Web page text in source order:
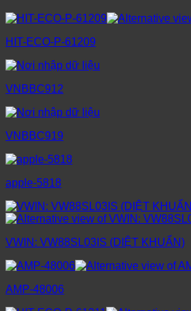
HIT-ECO-P-61209
VNBBC912
VNBBC919
apple-5818
VWIN: VW88SL03IS (DIỆT KHUẨN)
AMP-48006